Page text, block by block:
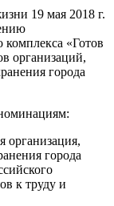
19 мая 2018 г.
комплекса «Готов
организаций,
города
организация,
города
к труду и